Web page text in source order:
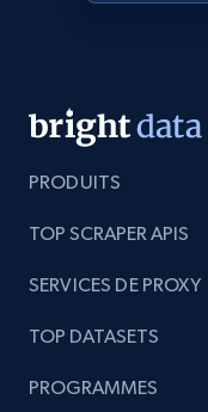
price, Currency,
more.
Etsy
Reviews count
PRODUITS
TOP SCRAPER APIS
SERVICES DE PROXY
TOP DATASETS
PROGRAMMES